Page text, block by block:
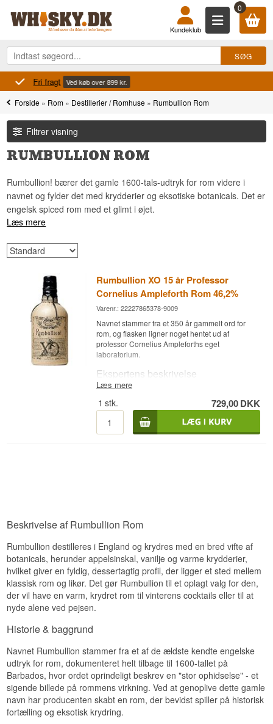
0
Kundeklub
Fri fragt Ved køb over 899 kr.
Forside » Rom » Destillerier / Romhuse » Rumbullion Rom
Filtrer visning
RUMBULLION ROM
Rumbullion! bærer det gamle 1600-tals-udtryk for rom videre i
navnet og fylder det med krydderier og eksotiske botanicals. Det er
engelsk spiced rom med et glimt i øjet.
Læs mere
Rumbullion XO 15 år Professor
Cornelius Ampleforth Rom 46,2%
Varenr.: 22227865378-9009
Navnet stammer fra et 350 år gammelt ord for
rom, og flasken ligner noget hentet ud af
professor Cornelius Ampleforths eget
laboratorium.
Ekspertens beskrivelse
Ampleforth Rom er en engelsk krydret Rom,
sammensat af caribiske rom lagret op til 15 år og
aftappet ved 46,2%.
standardudgaven.
Smagsnoter
Næse
Usædvanlig og indbydende med abrikos,
appelsin og vanilje, suppleret af tropiske toner af
Krydret karakter med udtalt vanilje og
appelsinskal, hvor kanel, nelliker og
kardemomme skaber en kompleks, harmonisk
helhed med et strejf af træ.
Eftersmag
Middellang med marmelade-agtig appelsin,
Læs mere
1 stk. 729,00DKK
Beskrivelse af Rumbullion Rom
Rumbullion destilleres i England og krydres med en bred vifte af
botanicals, herunder appelsinskal, vanilje og varme krydderier,
hvilket giver en fyldig, dessertagtig profil, der ligger et sted mellem
klassisk rom og likør. Det gør Rumbullion til et oplagt valg for den,
der vil have en varm, krydret rom til vinterens cocktails eller til at
nyde alene ved pejsen.
Historie & baggrund
Navnet Rumbullion stammer fra et af de ældste kendte engelske
udtryk for rom, dokumenteret helt tilbage til 1600-tallet på
Barbados, hvor ordet oprindeligt beskrev en "stor ophidselse" - et
sigende billede på rommens virkning. Ved at genoplive dette gamle
navn har producenten skabt en rom, der bevidst spiller på historisk
fortælling og eksotisk krydring.